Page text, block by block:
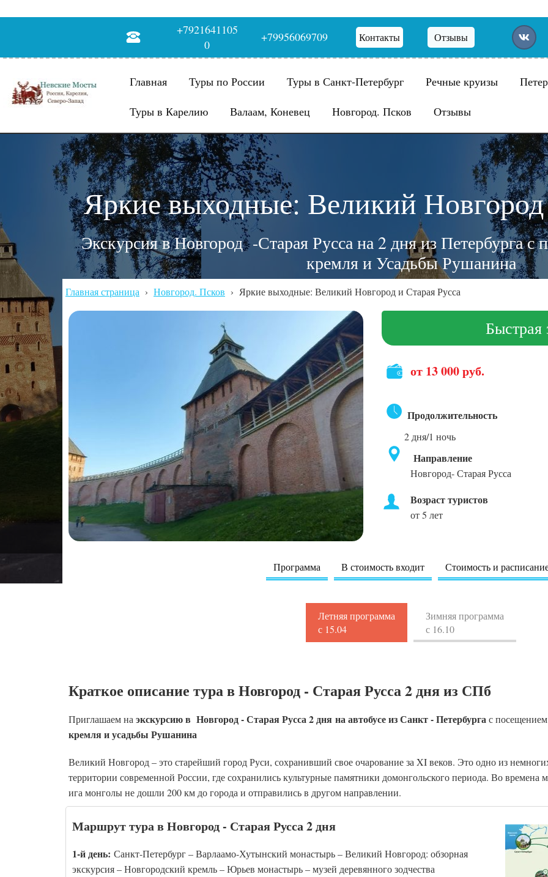
+7921641105
0
+79956069709 Контакты Отзывы
Главная Туры по России Туры в Санкт-Петербург Речные круизы
Туры в Карелию Валаам, Коневец Новгород. Псков Отзывы
Яркие выходные: Великий Новгород
Экскурсия в Новгород -Старая Русса на 2 дня из Петербурга с
кремля и Усадьбы Рушанина
Главная страница › Новгород. Псков › Яркие выходные: Великий Новгород и Старая Русса
Быстрая
от 13 000 руб.
Продолжительность
2 дня/1 ночь
Направление
Новгород- Старая Русса
Возраст туристов
от 5 лет
Программа В стоимость входит Стоимость и
Летняя программа
с 15.04
Зимняя программа
с 16.10
Краткое описание тура в Новгород - Старая Русса 2 дня из СПб
Приглашаем на экскурсию в Новгород - Старая Русса 2 дня на автобусе из Санкт - Петербургас посещением
кремля и усадьбы Рушанина
Великий Новгород – это старейший город Руси, сохранивший свое очарование за XI веков. Это одно из
территории современной России, где сохранились культурные памятники домонгольского периода. Во времена
ига монголы не дошли 200 км до города и отправились в другом направлении.
Маршрут тура вНовгород - Старая Русса 2 дня
1-й день: Санкт-Петербург – Варлаамо-Хутынский монастырь – Великий Новгород: обзорная
экскурсия – Новгородский кремль – Юрьев монастырь – музей деревянного зодчества